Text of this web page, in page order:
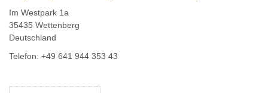
Im Westpark 1a
35435 Wettenberg
Deutschland
Telefon: +49 641 944 353 43